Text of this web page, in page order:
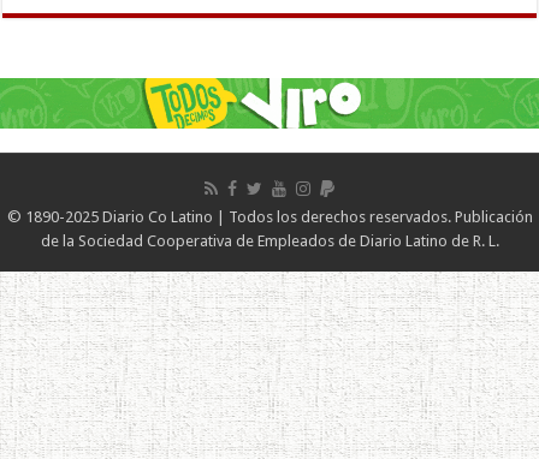
© 1890-2025 Diario Co Latino | Todos los derechos reservados. Publicación
de la Sociedad Cooperativa de Empleados de Diario Latino de R. L.